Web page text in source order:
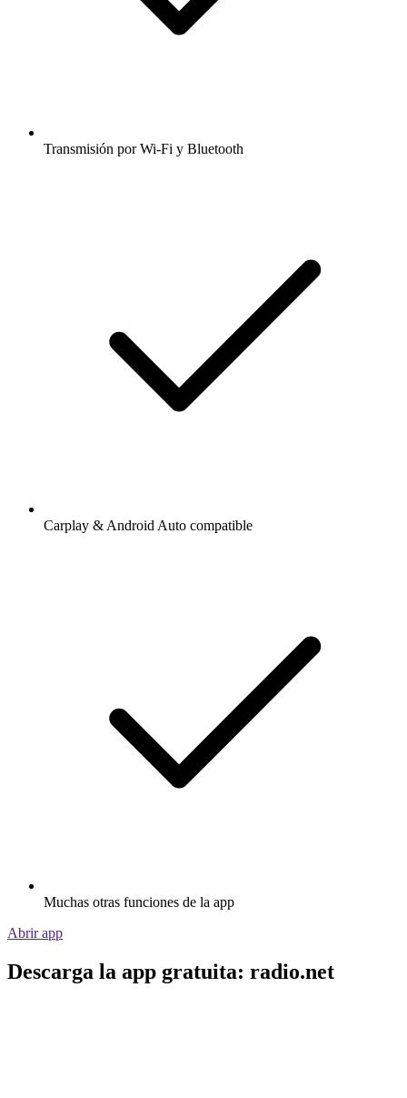
Transmisión por Wi-Fi y Bluetooth
Carplay & Android Auto compatible
Muchas otras funciones de la app
Abrir app
Descarga la app gratuita: radio.net